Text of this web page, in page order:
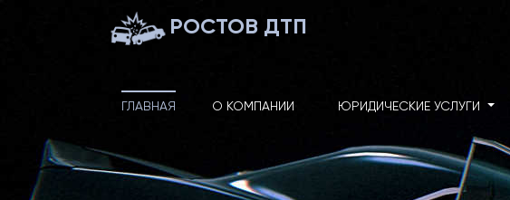
РОСТОВ ДТП
ГЛАВНАЯ О КОМПАНИИ ЮРИДИЧЕСКИЕ УСЛУГИ